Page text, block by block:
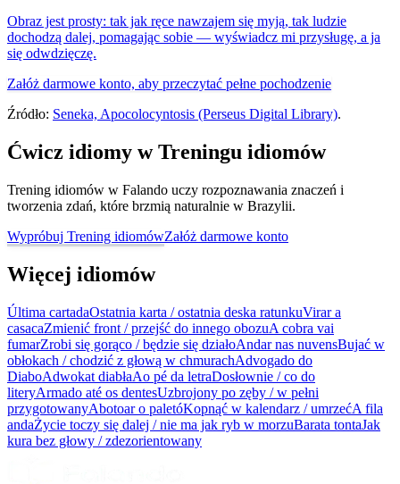
Obraz jest prosty: tak jak ręce nawzajem się myją, tak ludzie
dochodzą dalej, pomagając sobie — wyświadcz mi przysługę, a ja
się odwdzięczę.
Załóż darmowe konto, aby przeczytać pełne pochodzenie
Źródło: Seneka, Apocolocyntosis (Perseus Digital Library).
Ćwicz idiomy w Treningu idiomów
Trening idiomów w Falando uczy rozpoznawania znaczeń i
tworzenia zdań, które brzmią naturalnie w Brazylii.
Wypróbuj Trening idiomówZałóż darmowe konto
Więcej idiomów
Última cartadaOstatnia karta / ostatnia deska ratunkuVirar a
casacaZmienić front / przejść do innego obozuA cobra vai
fumarZrobi się gorąco / będzie się działoAndar nas nuvensBujać w
obłokach / chodzić z głową w chmurachAdvogado do
DiaboAdwokat diabłaAo pé da letraDosłownie / co do
literyArmado até os dentesUzbrojony po zęby / w pełni
przygotowanyAbotoar o paletóKopnąć w kalendarz / umrzećA fila
andaŻycie toczy się dalej / nie ma jak ryb w morzuBarata tontaJak
kura bez głowy / zdezorientowany